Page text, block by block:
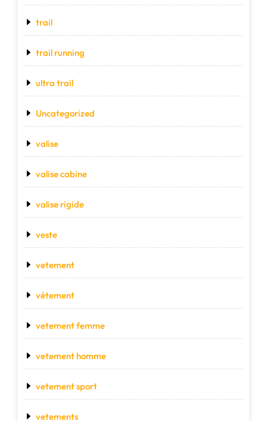
trail
trail running
ultra trail
Uncategorized
valise
valise cabine
valise rigide
veste
vetement
vétement
vetement femme
vetement homme
vetement sport
vetements